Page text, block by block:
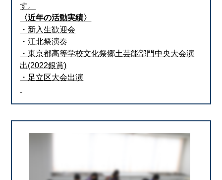
す。
〈近年の活動実績〉
・新入生歓迎会
・江北祭演奏
・東京都高等学校文化祭郷土芸能部門中央大会演
出(2022銀賞)
・足立区大会出演